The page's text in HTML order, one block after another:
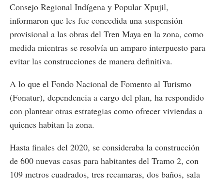
Consejo Regional Indígena y Popular Xpujil,
informaron que les fue concedida una suspensión
provisional a las obras del Tren Maya en la zona, como
medida mientras se resolvía un amparo interpuesto para
evitar las construcciones de manera definitiva.
A lo que el Fondo Nacional de Fomento al Turismo
(Fonatur), dependencia a cargo del plan, ha respondido
con plantear otras estrategias como ofrecer viviendas a
quienes habitan la zona.
Hasta finales del 2020, se consideraba la construcción
de 600 nuevas casas para habitantes del Tramo 2, con
109 metros cuadrados, tres recamaras, dos baños, sala